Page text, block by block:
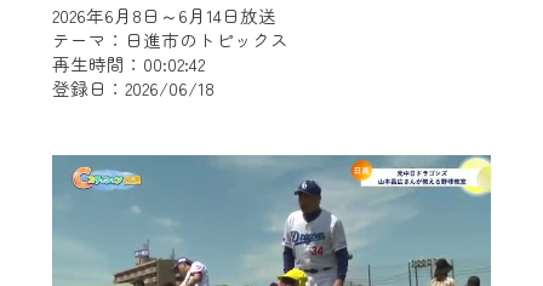
2026年6月8日～6月14日放送
テーマ：日進市のトピックス
再生時間：00:02:42
登録日：2026/06/18